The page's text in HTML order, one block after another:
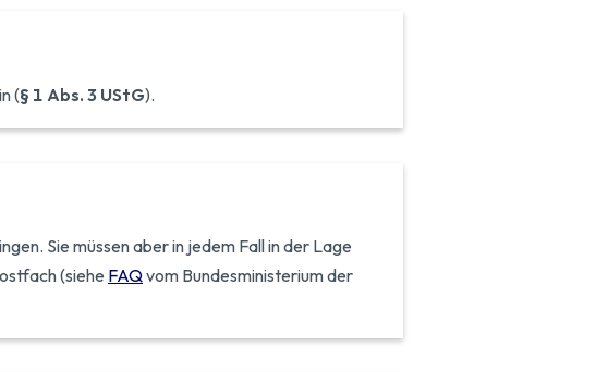
(§ 1 Abs. 3 UStG).
Sie müssen aber in jedem Fall in der Lage
(siehe FAQvom Bundesministerium der